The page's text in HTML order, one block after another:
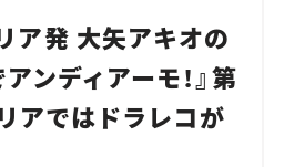
ア発 大矢アキオの
ンディアーモ！』第
アではドラレコが